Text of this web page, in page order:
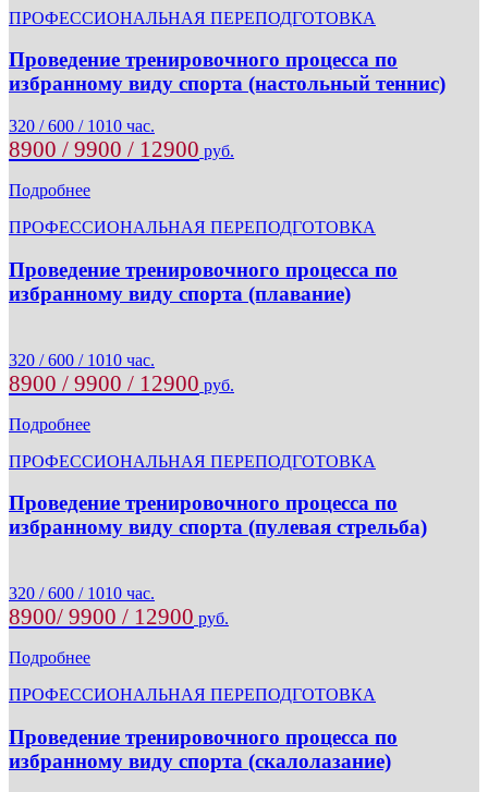
ПРОФЕССИОНАЛЬНАЯ ПЕРЕПОДГОТОВКА
Проведение тренировочного процесса по
избранному виду спорта (настольный теннис)
320 / 600 / 1010 час.
8900 / 9900 / 12900 руб.
Подробнее
ПРОФЕССИОНАЛЬНАЯ ПЕРЕПОДГОТОВКА
Проведение тренировочного процесса по
избранному виду спорта (плавание)
320 / 600 / 1010 час.
8900 / 9900 / 12900 руб.
Подробнее
ПРОФЕССИОНАЛЬНАЯ ПЕРЕПОДГОТОВКА
Проведение тренировочного процесса по
избранному виду спорта (пулевая стрельба)
320 / 600 / 1010 час.
8900/ 9900 / 12900 руб.
Подробнее
ПРОФЕССИОНАЛЬНАЯ ПЕРЕПОДГОТОВКА
Проведение тренировочного процесса по
избранному виду спорта (скалолазание)